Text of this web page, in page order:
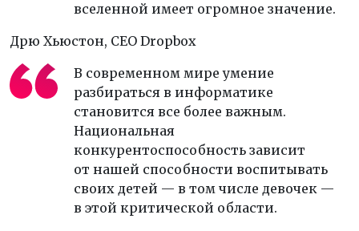
вселенной имеет огромное значение.
Дрю Хьюстон, CEO Dropbox
В современном мире умение
разбираться в информатике
становится все более важным.
Национальная
конкурентоспособность зависит
от нашей способности воспитывать
своих детей — в том числе девочек —
в этой критической области.